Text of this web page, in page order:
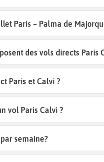
Paris – Palma de
des vols directs Paris
Paris et Calvi ?
vol Paris Calvi ?
semaine?